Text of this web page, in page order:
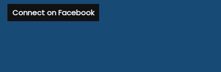
Connect on Facebook